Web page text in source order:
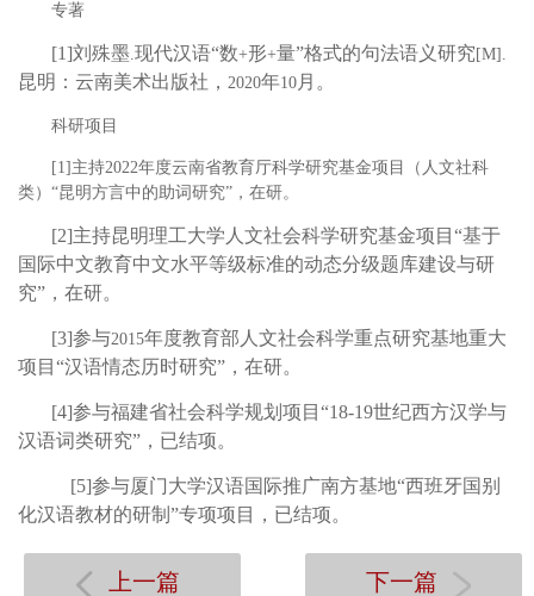
专著
[1]刘殊墨.现代汉语“数+形+量”格式的句法语义研究 [M].
昆明：云南美术出版社， 2020年10 月。
科研项目
[1] 主持2022年度云南省教育厅科学研究基金项目（人文社科
类）“昆明方言中的助词研究”， 在研。
[2]主持昆明理工大学人文社会科学研究基金项目“基于
国际中文教育中文水平等级标准的动态分级题库建设与研
究”， 在研。
[3]参与2015年度教育部人文社会科学重点研究基地重大
项目“汉语情态历时研究”，在研。
[4]参与福建省社会科学规划项目 “18-19世纪西方汉学与
汉语词类研究”，已结项。
[5]参与厦门大学汉语国际推广南方基地“西班牙国别
化汉语教材的研制”专项项目， 已结项。
上一篇 下一篇